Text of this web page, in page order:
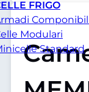
FRIGO
Modulari
Standard